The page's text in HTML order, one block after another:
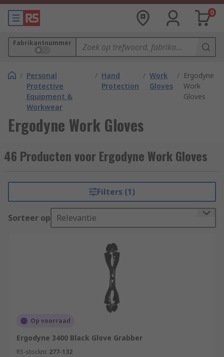
0
Fabrikantnummer
/ Personal
Protective
Equipment &
Workwear
/ Hand
Protection
/ Work
Gloves
/ Ergodyne
Work
Gloves
Ergodyne Work Gloves
46 Producten voor Ergodyne Work Gloves
Filters (1)
Sorteer op Relevantie
Op voorraad
Ergodyne 3400 Black Glove Grabber
RS-stocknr. 277-132